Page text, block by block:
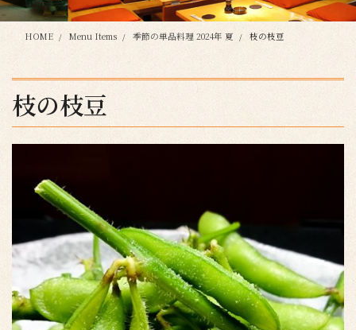
HOME Menu Items 季節の単品料理 2024年 夏 枝の枝豆
枝の枝豆